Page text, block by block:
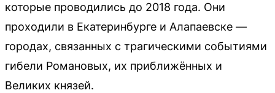
которые проводились до 2018 года. Они
проходили в Екатеринбурге и Алапаевске —
городах, связанных с трагическими событиями
гибели Романовых, их приближённых и
Великих князей.